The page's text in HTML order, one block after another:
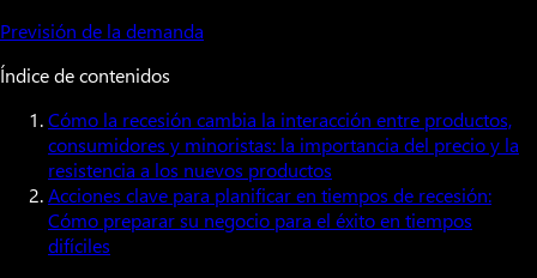
Previsión de la demanda
Índice de contenidos
Cómo la recesión cambia la interacción entre productos,
consumidores y minoristas: la importancia del precio y la
resistencia a los nuevos productos
Acciones clave para planificar en tiempos de recesión:
Cómo preparar su negocio para el éxito en tiempos
difíciles